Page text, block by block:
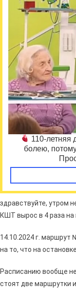
110-летняя
болею,
здравствуйте, утром
КШТ вырос в 4 раза на
14.10.2024 г. маршрут
на то, что на
Расписанию вообще
стоят две маршрутки